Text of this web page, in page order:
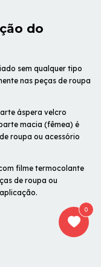
do
sem qualquer tipo
nas peças de roupa
áspera velcro
macia (fêmea) é
roupa ou acessório
filme termocolante
de roupa ou
0